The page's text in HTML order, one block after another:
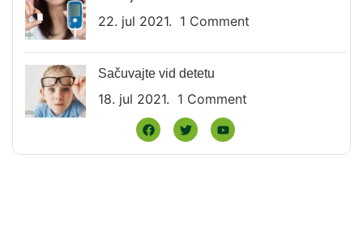
22. jul 2021. 1 Comment
Sačuvajte vid detetu
18. jul 2021. 1 Comment